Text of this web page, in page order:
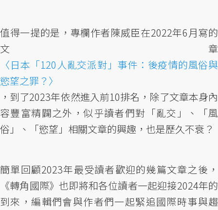
值得一提的是，專欄作者陳威臣在2022年6月寫的
文章
〈日本「120人亂交派對」事件：後疫情的風俗與
慾望之罪？〉
，到了2023年依然進入前10排名，除了文章本身內
容豐富精闢之外，似乎讀者們對「亂交」、「風
俗」、「慾望」相關文章的興趣，也是歷久不衰？
簡單回顧2023年最受讀者歡迎的幾篇文章之後，
《轉角國際》也即將和各位讀者一起迎接2024年的
到來，編輯們會與作者們一起緊追國際時事與趨